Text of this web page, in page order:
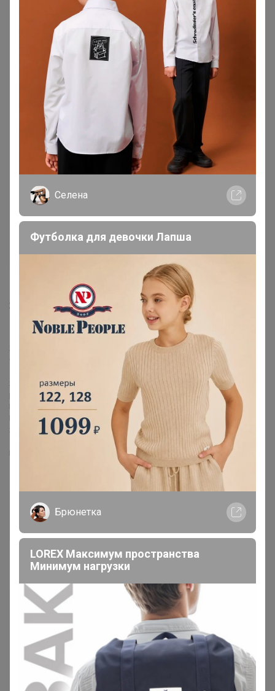
Если из пристроя заказать, то к началу учебного
года придут?
— АнютаТ
Конечно придут.
Aniksanova, нет в наличии для опта.
— apellsinka
Вчера положила в корзину из пристроя, а сегодня
пишет, что нет их...
— АнютаТ
Я скрыла лот, что бы другие участники не вставали на
Я признаю свою вину, готова все возместить, но мне нужно время.
Сколько времени, честно не знаю. Я устроилась на работу, нужно
1.5 - 2 месяца, что бы освоится и начать зарабатывать.
Я думаю, что мне понадобится минимум пол года, что бы
рассчитаться с вами.
Понимаю, вас. Но, поверьте, я делаю все что бы закрыть долги.
Прошу, вас, подождать.
Я всем, все верну.
Если есть возможность сделайте пере зачёт в пристрое
apellsinka
14 августа, 2020 11:31
apellsinka, а из каталога "школа - в наличии на
складе" тоже рядами?
— Татьяна_танечка
Селена
Футболка для девочки Лапша
Брюнетка
LOREX Максимум пространства
Минимум нагрузки